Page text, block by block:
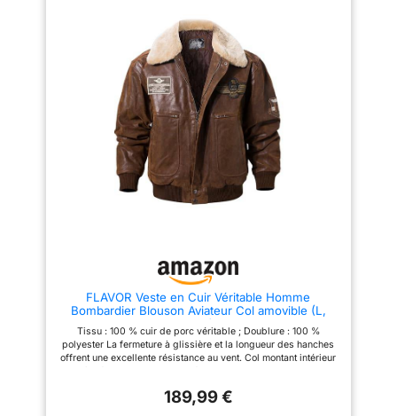
de la poitrine, de la taille et du
bas Veuillez vous référer au
tableau des tailles dans les
images pour choisir la taille
appropriée
FLAVOR Veste en Cuir Véritable Homme
Bombardier Blouson Aviateur Col amovible (L,
Brun)
Tissu : 100 % cuir de porc véritable ; Doublure : 100 %
polyester La fermeture à glissière et la longueur des hanches
offrent une excellente résistance au vent. Col montant intérieur
AMOVIBLE, 2 poches latérales à la taille; 2 poches intérieures
189,99 €